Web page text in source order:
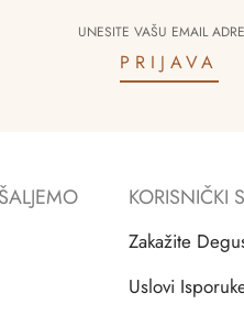
PRIJAVA
KORISNIČKI
Zakažite
Uslovi